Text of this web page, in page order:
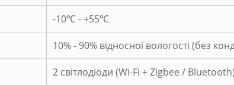
-10℃ - +55℃
10% - 90% відносної вологості (без
2 світлодіоди (Wi-Fi + Zigbee /